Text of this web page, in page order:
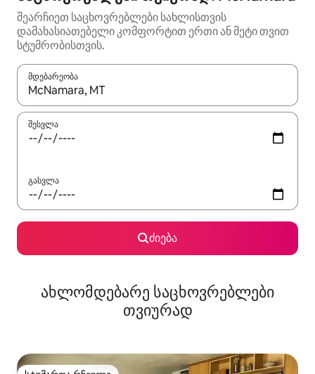
შეარჩიეთ საცხოვრებლები სახლისთვის
დამახასიათებელი კომფორტით ერთი ან მეტი თვით
სტუმრობისთვის.
მდებარეობა
როცა შედეგები ხელმისაწვდომი გახდება, ნავიგაციისთვის
შესვლა
გასვლა
ძიება
ახლომდებარე საცხოვრებლები
თვიურად